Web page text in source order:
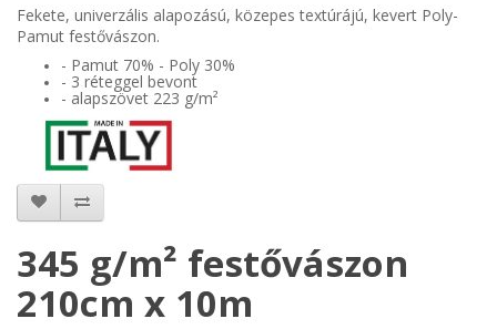
Fekete, univerzális alapozású, közepes textúrájú, kevert Poly-
Pamut festővászon.
- Pamut 70% - Poly 30%
- 3 réteggel bevont
- alapszövet 223 g/m²
345 g/m² festővászon
210cm x 10m